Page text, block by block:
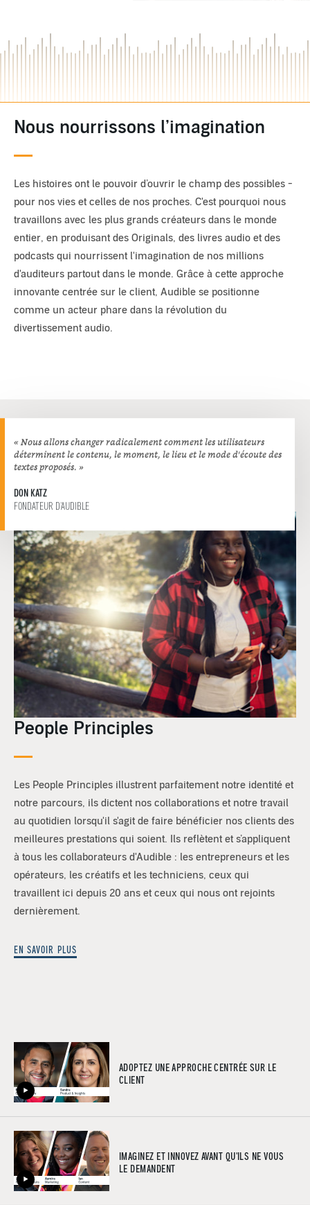
Nous nourrissons l’imagination
Les histoires ont le pouvoir d’ouvrir le champ des possibles -
pour nos vies et celles de nos proches. C'est pourquoi nous
travaillons avec les plus grands créateurs dans le monde
entier, en produisant des Originals, des livres audio et des
podcasts qui nourrissent l'imagination de nos millions
d'auditeurs partout dans le monde. Grâce à cette approche
innovante centrée sur le client, Audible se positionne
comme un acteur phare dans la révolution du
divertissement audio.
« Nous allons changer radicalement comment les utilisateurs
déterminent le contenu, le moment, le lieu et le mode d'écoute des
textes proposés. »
DON KATZ
FONDATEUR D'AUDIBLE
People Principles
Les People Principles illustrent parfaitement notre identité et
notre parcours, ils dictent nos collaborations et notre travail
au quotidien lorsqu'il s'agit de faire bénéficier nos clients des
meilleures prestations qui soient. Ils reflètent et s’appliquent
à tous les collaborateurs d'Audible : les entrepreneurs et les
opérateurs, les créatifs et les techniciens, ceux qui
travaillent ici depuis 20 ans et ceux qui nous ont rejoints
dernièrement.
EN SAVOIR PLUS
ADOPTEZ UNE APPROCHE CENTRÉE SUR LE
CLIENT
IMAGINEZ ET INNOVEZ AVANT QU'ILS NE VOUS
LE DEMANDENT